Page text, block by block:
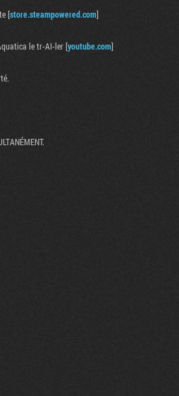
[store.steampowered.com]
le tr-AI-ler [youtube.com]